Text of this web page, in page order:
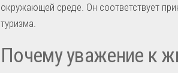
окружающей среде. Он соответствует
туризма.
Почему уважение к